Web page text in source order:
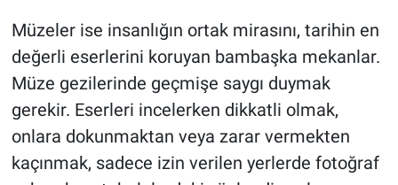
Müzeler ise insanlığın ortak mirasını, tarihin en
değerli eserlerini koruyan bambaşka mekanlar.
Müze gezilerinde geçmişe saygı duymak
gerekir. Eserleri incelerken dikkatli olmak,
onlara dokunmaktan veya zarar vermekten
kaçınmak, sadece izin verilen yerlerde fotoğraf